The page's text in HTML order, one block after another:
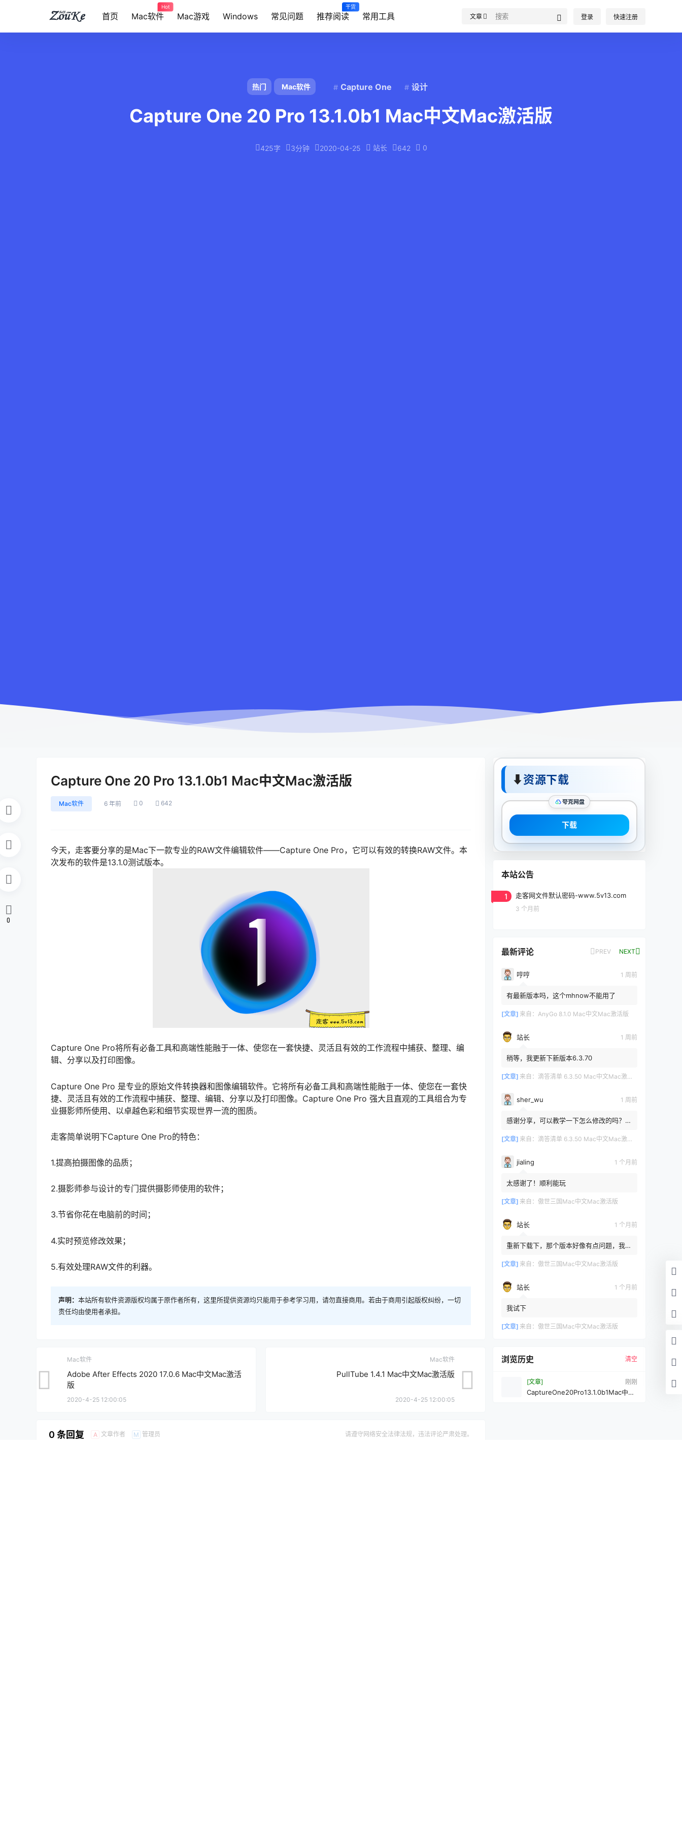
首页 Mac软件
Hot
Mac游戏 Windows 常见问题 推荐阅读
干货
常用工具 文章 登录 快速注册
热门 Mac软件 Capture One 设计
Capture One 20 Pro 13.1.0b1 Mac中文Mac激活版
425字 3分钟 2020-04-25 站长 642 0
Capture One 20 Pro 13.1.0b1 Mac中文Mac激活版
Mac软件 6 年前 0 642
今天，走客要分享的是Mac下一款专业的RAW文件编辑软件——Capture One Pro，它可以有效的转换RAW文件。本
次发布的软件是13.1.0测试版本。
Capture One Pro将所有必备工具和高端性能融于一体、使您在一套快捷、灵活且有效的工作流程中捕获、整理、编
辑、分享以及打印图像。
Capture One Pro 是专业的原始文件转换器和图像编辑软件。它将所有必备工具和高端性能融于一体、使您在一套快
捷、灵活且有效的工作流程中捕获、整理、编辑、分享以及打印图像。Capture One Pro 强大且直观的工具组合为专
业摄影师所使用、以卓越色彩和细节实现世界一流的图质。
走客简单说明下Capture One Pro的特色：
1.提高拍摄图像的品质；
2.摄影师参与设计的专门提供摄影师使用的软件；
3.节省你花在电脑前的时间；
4.实时预览修改效果；
5.有效处理RAW文件的利器。
声明： 本站所有软件资源版权均属于原作者所有，这里所提供资源均只能用于参考学习用，请勿直接商用。若由于商用引起版权纠纷，一切
责任均由使用者承担。
0
Mac软件
Adobe After Effects 2020 17.0.6 Mac中文Mac激活
版
2020-4-25 12:00:05
Mac软件
PullTube 1.4.1 Mac中文Mac激活版
2020-4-25 12:00:05
0 条回复 A 文章作者 M 管理员 请遵守网络安全法律法规，违法评论严肃处理。
⬇资源下载
夸克网盘
下载
本站公告
1 走客网文件默认密码-www.5v13.com
3 个月前
最新评论 PREV NEXT
哼哼 1 周前
有最新版本吗，这个mhnow不能用了
[文章] 来自： AnyGo 8.1.0 Mac中文Mac激活版
站长 1 周前
稍等，我更新下新版本6.3.70
[文章] 来自： 滴答清单 6.3.50 Mac中文Mac激活版
sher_wu 1 周前
感谢分享，可以教学一下怎么修改的吗？目
[文章] 来自： 滴答清单 6.3.50 Mac中文Mac激活版
jialing 1 个月前
太感谢了！顺利能玩
[文章] 来自： 傲世三国Mac中文Mac激活版
站长 1 个月前
重新下载下，那个版本好像有点问题，我重
[文章] 来自： 傲世三国Mac中文Mac激活版
站长 1 个月前
我试下
[文章] 来自： 傲世三国Mac中文Mac激活版
浏览历史 清空
[文章] 刚刚
CaptureOne20Pro13.1.0b1Mac中文